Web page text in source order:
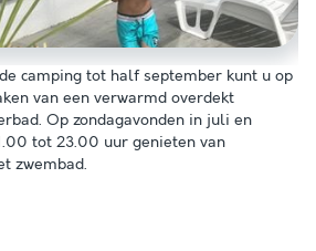
camping tot half september kunt u op
van een verwarmd overdekt
Op zondagavonden in juli en
tot 23.00 uur genieten van
zwembad.